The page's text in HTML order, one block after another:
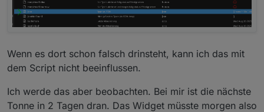
Wenn es dort schon falsch drinsteht, kann ich das mit
dem Script nicht beeinflussen.
Ich werde das aber beobachten. Bei mir ist die nächste
Tonne in 2 Tagen dran. Das Widget müsste morgen also